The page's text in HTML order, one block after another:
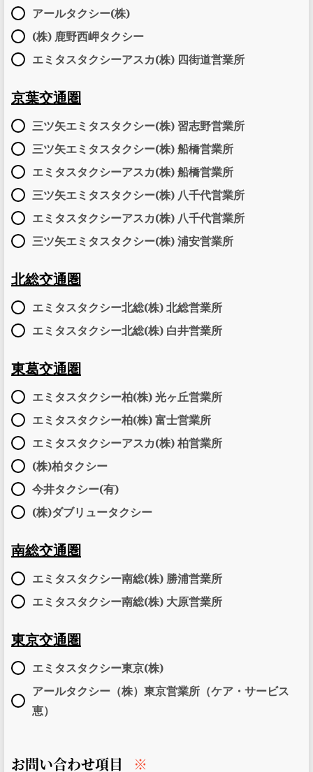
アールタクシー(株)
(株) 鹿野西岬タクシー
エミタスタクシーアスカ(株) 四街道営業所
京葉交通圏
三ツ矢エミタスタクシー(株) 習志野営業所
三ツ矢エミタスタクシー(株) 船橋営業所
エミタスタクシーアスカ(株) 船橋営業所
三ツ矢エミタスタクシー(株) 八千代営業所
エミタスタクシーアスカ(株) 八千代営業所
三ツ矢エミタスタクシー(株) 浦安営業所
北総交通圏
エミタスタクシー北総(株) 北総営業所
エミタスタクシー北総(株) 白井営業所
東葛交通圏
エミタスタクシー柏(株) 光ヶ丘営業所
エミタスタクシー柏(株) 富士営業所
エミタスタクシーアスカ(株) 柏営業所
(株)柏タクシー
今井タクシー(有)
(株)ダブリュータクシー
南総交通圏
エミタスタクシー南総(株) 勝浦営業所
エミタスタクシー南総(株) 大原営業所
東京交通圏
エミタスタクシー東京(株)
アールタクシー（株）東京営業所（ケア・サービス
恵）
お問い合わせ項目 ※